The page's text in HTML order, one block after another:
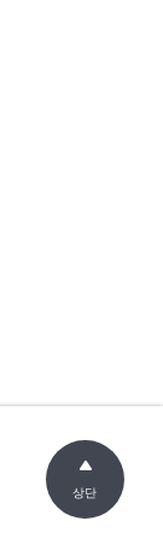
상단